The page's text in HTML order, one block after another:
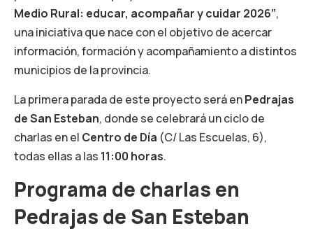
Medio Rural: educar, acompañar y cuidar 2026”,
una iniciativa que nace con el objetivo de acercar
información, formación y acompañamiento a distintos
municipios de la provincia.
La primera parada de este proyecto será enPedrajas
de San Esteban, donde se celebrará un ciclo de
charlas en el Centro de Día (C/ Las Escuelas, 6),
todas ellas a las 11:00 horas.
Programa de charlas en
Pedrajas de San Esteban